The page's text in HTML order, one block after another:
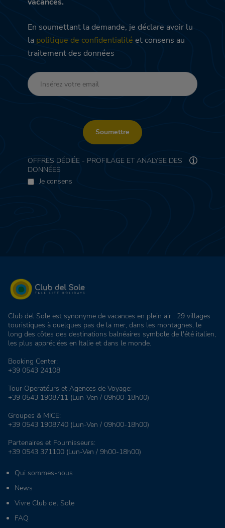
En soumettant la demande, je déclare avoir lu
la politique de confidentialité et consens au
traitement des données
Soumettre
OFFRES DÉDIÉE - PROFILAGE ET ANALYSE DES
DONNÉES
Je consens
Club del Sole est synonyme de vacances en plein air : 29 villages
touristiques à quelques pas de la mer, dans les montagnes, le
long des côtes des destinations balnéaires symbole de l'été italien,
les plus appréciées en Italie et dans le monde.
Booking Center:
+39 0543 24108
Tour Operatéurs et Agences de Voyage:
+39 0543 1908711 (Lun-Ven / 09h00-18h00)
Groupes & MICE:
+39 0543 1908740 (Lun-Ven / 09h00-18h00)
Partenaires et Fournisseurs:
+39 0543 371100 (Lun-Ven / 9h00-18h00)
Qui sommes-nous
News
Vivre Club del Sole
FAQ